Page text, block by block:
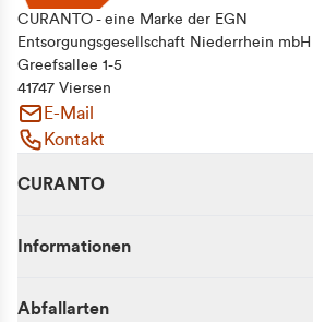
CURANTO - eine Marke der EGN
Entsorgungsgesellschaft Niederrhein mbH
Greefsallee 1-5
41747 Viersen
E-Mail
Kontakt
CURANTO
Informationen
Abfallarten